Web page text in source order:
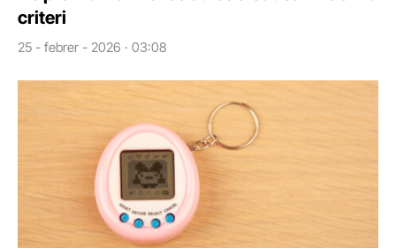
criteri
25 - febrer - 2026 · 03:08